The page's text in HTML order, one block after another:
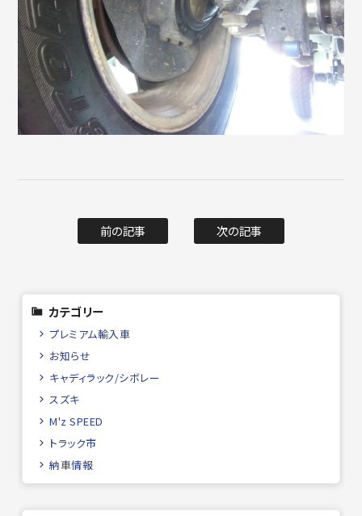
前の記事 次の記事
カテゴリー
プレミアム輸入車
お知らせ
キャディラック/シボレー
スズキ
M'z SPEED
トラック市
納車情報